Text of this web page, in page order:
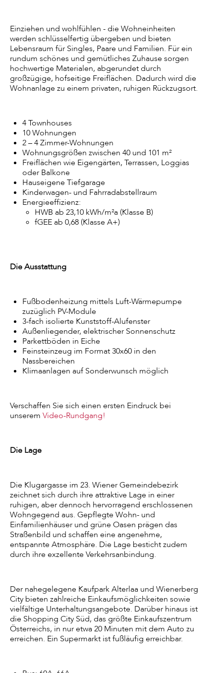
Einziehen und wohlfühlen - die Wohneinheiten
werden schlüsselfertig übergeben und bieten
Lebensraum für Singles, Paare und Familien. Für ein
rundum schönes und gemütliches Zuhause sorgen
hochwertige Materialen, abgerundet durch
großzügige, hofseitige Freiflächen. Dadurch wird die
Wohnanlage zu einem privaten, ruhigen Rückzugsort.
4 Townhouses
10 Wohnungen
2 – 4 Zimmer-Wohnungen
Wohnungsgrößen zwischen 40 und 101 m²
Freiflächen wie Eigengärten, Terrassen, Loggias
oder Balkone
Hauseigene Tiefgarage
Kinderwagen- und Fahrradabstellraum
Energieeffizienz:
HWB ab 23,10 kWh/m²a (Klasse B)
fGEE ab 0,68 (Klasse A+)
Die Ausstattung
Fußbodenheizung mittels Luft-Wärmepumpe
zuzüglich PV-Module
3-fach isolierte Kunststoff-Alufenster
Außenliegender, elektrischer Sonnenschutz
Parkettböden in Eiche
Feinsteinzeug im Format 30x60 in den
Nassbereichen
Klimaanlagen auf Sonderwunsch möglich
Verschaffen Sie sich einen ersten Eindruck bei
unserem Video-Rundgang!
Die Lage
Die Klugargasse im 23. Wiener Gemeindebezirk
zeichnet sich durch ihre attraktive Lage in einer
ruhigen, aber dennoch hervorragend erschlossenen
Wohngegend aus. Gepflegte Wohn- und
Einfamilienhäuser und grüne Oasen prägen das
Straßenbild und schaffen eine angenehme,
entspannte Atmosphäre. Die Lage besticht zudem
durch ihre exzellente Verkehrsanbindung.
Der nahegelegene Kaufpark Alterlaa und Wienerberg
City bieten zahlreiche Einkaufsmöglichkeiten sowie
vielfältige Unterhaltungsangebote. Darüber hinaus ist
die Shopping City Süd, das größte Einkaufszentrum
Österreichs, in nur etwa 20 Minuten mit dem Auto zu
erreichen. Ein Supermarkt ist fußläufig erreichbar.